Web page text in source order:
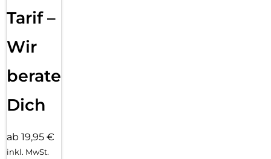
Tarif –
Wir
beraten
Dich
ab 19,95 €
inkl. MwSt.